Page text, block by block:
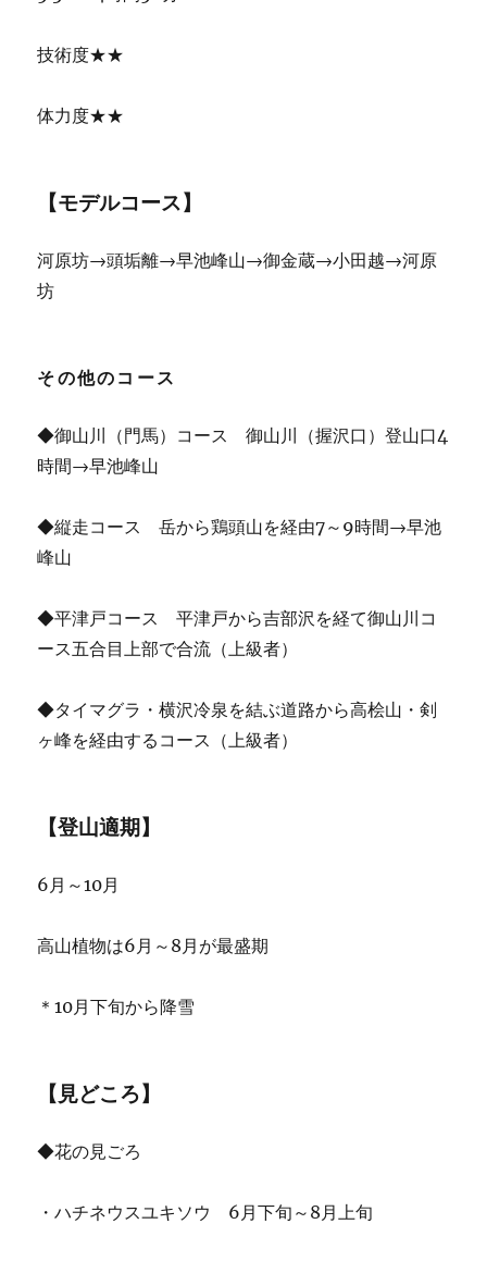
技術度★★
体力度★★
【モデルコース】
河原坊→頭垢離→早池峰山→御金蔵→小田越→河原
坊
その他のコース
◆御山川（門馬）コース 御山川（握沢口）登山口4
時間→早池峰山
◆縦走コース 岳から鶏頭山を経由7～9時間→早池
峰山
◆平津戸コース 平津戸から吉部沢を経て御山川コ
ース五合目上部で合流（上級者）
◆タイマグラ・横沢冷泉を結ぶ道路から高桧山・剣
ヶ峰を経由するコース（上級者）
【登山適期】
6月～10月
高山植物は6月～8月が最盛期
＊10月下旬から降雪
【見どころ】
◆花の見ごろ
・ハチネウスユキソウ 6月下旬～8月上旬